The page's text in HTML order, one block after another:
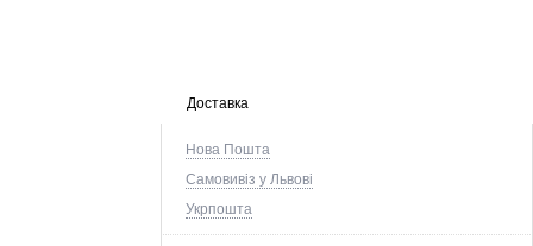
Доставка
Нова Пошта
Самовивіз у Львові
Укрпошта